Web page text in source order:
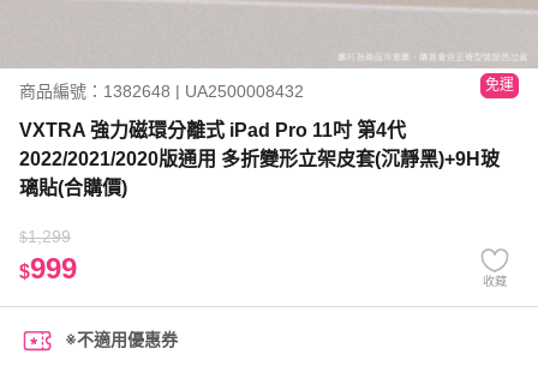
商品編號：1382648 | UA2500008432 免運
VXTRA 強力磁環分離式 iPad Pro 11吋 第4代
2022/2021/2020版通用 多折變形立架皮套(沉靜黑)+9H玻
璃貼(合購價)
$1,299
$999 收藏
※不適用優惠券